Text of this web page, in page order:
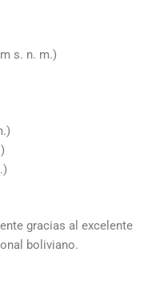
s. n. m.)
gracias al excelente
boliviano.